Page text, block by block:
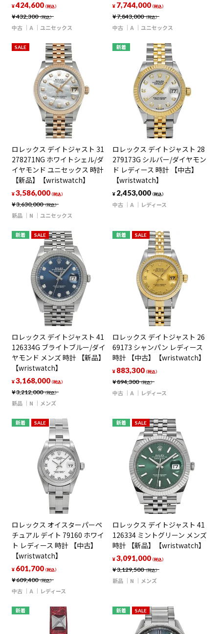
¥432,300（税込）
¥424,600（税込）
中古 A ユニセックス
¥7,843,000（税込）
¥ 7,744,000（税込）
中古 A ユニセックス
SALE
ロレックス デイトジャスト 31
278271NG ホワイトシェル/ダ
イヤモンド ユニセックス 時計
【新品】【wristwatch】
¥3,630,000（税込）
¥3,586,000（税込）
新品 N ユニセックス
新着
ロレックス デイトジャスト 28
279173G シルバー/ダイヤモン
ド レディース 時計 【中古】
【wristwatch】
¥ 2,453,000（税込）
中古 A レディース
新着 SALE
ロレックス デイトジャスト 41
126334G ブライトブルー/ダイ
ヤモンド メンズ 時計 【新品】
【wristwatch】
¥3,212,000（税込）
¥3,168,000（税込）
新品 N メンズ
新着 SALE
ロレックス デイトジャスト 26
69173 シャンパン レディース
時計 【中古】【wristwatch】
¥894,300（税込）
¥ 883,300（税込）
中古 A レディース
新着 SALE
ロレックス オイスターパーペ
チュアル デイト 79160 ホワイ
ト レディース 時計 【中古】
【wristwatch】
¥609,400（税込）
¥ 601,700（税込）
中古 A レディース
新着 SALE
ロレックス デイトジャスト 41
126334 ミントグリーン メンズ
時計 【新品】【wristwatch】
¥3,129,500（税込）
¥3,091,000（税込）
新品 N メンズ
新着 新着 SALE